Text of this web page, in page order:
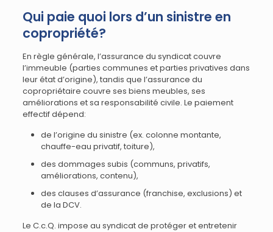
Qui paie quoi lors d’un sinistre en
copropriété?
En règle générale, l’assurance du syndicat couvre
l’immeuble (parties communes et parties privatives dans
leur état d’origine), tandis que l’assurance du
copropriétaire couvre ses biens meubles, ses
améliorations et sa responsabilité civile. Le paiement
effectif dépend:
de l’origine du sinistre (ex. colonne montante,
chauffe-eau privatif, toiture),
des dommages subis (communs, privatifs,
améliorations, contenu),
des clauses d’assurance (franchise, exclusions) et
de la DCV.
Le C.c.Q. impose au syndicat de protéger et entretenir